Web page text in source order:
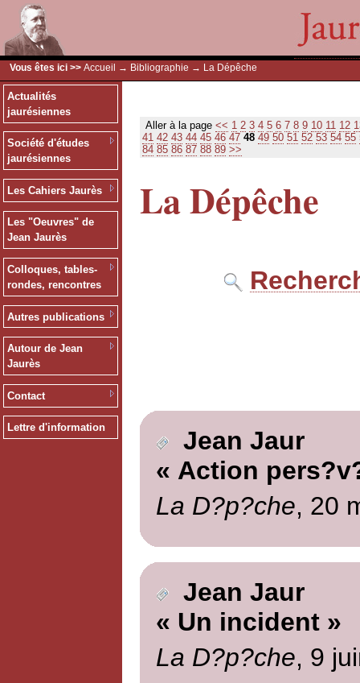
Vous êtes ici >> Accueil → Bibliographie → La Dépêche
Actualités
jaurésiennes
Société d'études
jaurésiennes
Les Cahiers Jaurès
Les "Oeuvres" de
Jean Jaurès
Colloques, tables-
rondes, rencontres
Autres publications
Autour de Jean
Jaurès
Contact
Lettre d'information
Aller à la page << 1 2 3 4 5 6 7 8 9 10 11 12
41 42 43 44 45 46 47 48 49 50 51 52 53 54 55
84 85 86 87 88 89 >>
La Dépêche
Jean Jaur
« Action
La D?p?che, 20
Jean Jaur
« Un incident »
La D?p?che, 9